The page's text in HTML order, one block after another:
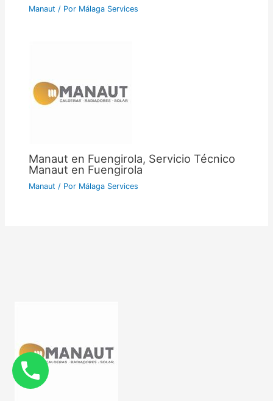
Manaut / Por Málaga Services
Manaut en Fuengirola, Servicio Técnico
Manaut en Fuengirola
Manaut / Por Málaga Services